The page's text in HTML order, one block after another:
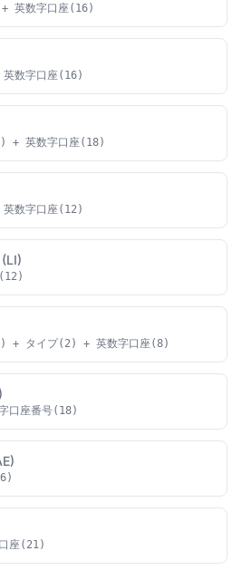
英数字口座(16)
数字口座(16)
+ 英数字口座(18)
数字口座(12)
(LI)
+ タイプ(2) + 英数字口座(8)
口座番号(18)
座(21)